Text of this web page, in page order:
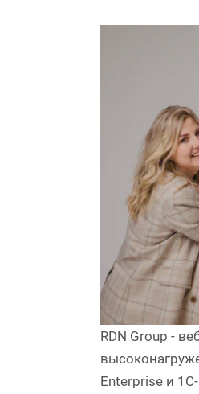
RDN Group -
Enterprise и